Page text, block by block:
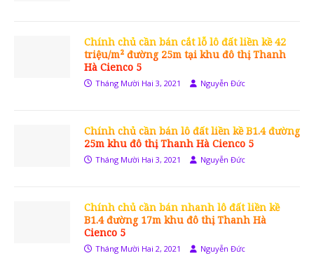
Chính chủ cần bán cắt lỗ lô đất liền kề 42
triệu/m² đường 25m tại khu đô thị Thanh
Hà Cienco 5
Tháng Mười Hai 3, 2021 Nguyễn Đức
Chính chủ cần bán lô đất liền kề B1.4 đường
25m khu đô thị Thanh Hà Cienco 5
Tháng Mười Hai 3, 2021 Nguyễn Đức
Chính chủ cần bán nhanh lô đất liền kề
B1.4 đường 17m khu đô thị Thanh Hà
Cienco 5
Tháng Mười Hai 2, 2021 Nguyễn Đức